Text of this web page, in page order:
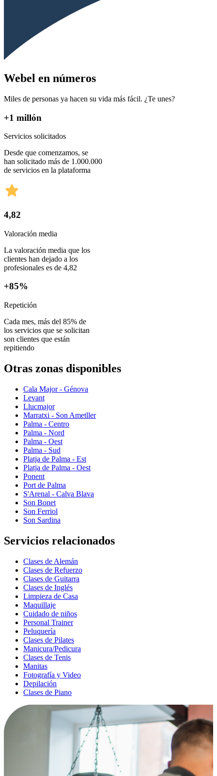
Webel en números
Miles de personas ya hacen su vida más fácil. ¿Te unes?
+1 millón
Servicios solicitados
Desde que comenzamos, se
han solicitado más de 1.000.000
de servicios en la plataforma
4,82
Valoración media
La valoración media que los
clientes han dejado a los
profesionales es de 4,82
+85%
Repetición
Cada mes, más del 85% de
los servicios que se solicitan
son clientes que están
repitiendo
Otras zonas disponibles
Cala Major - Génova
Levant
Llucmajor
Marratxi - Son Ametller
Palma - Centro
Palma - Nord
Palma - Oest
Palma - Sud
Platja de Palma - Est
Platja de Palma - Oest
Ponent
Port de Palma
S'Arenal - Calva Blava
Son Bonet
Son Ferriol
Son Sardina
Servicios relacionados
Clases de Alemán
Clases de Refuerzo
Clases de Guitarra
Clases de Inglés
Limpieza de Casa
Maquillaje
Cuidado de niños
Personal Trainer
Peluquería
Clases de Pilates
Manicura/Pedicura
Clases de Tenis
Manitas
Fotografía y Video
Depilación
Clases de Piano